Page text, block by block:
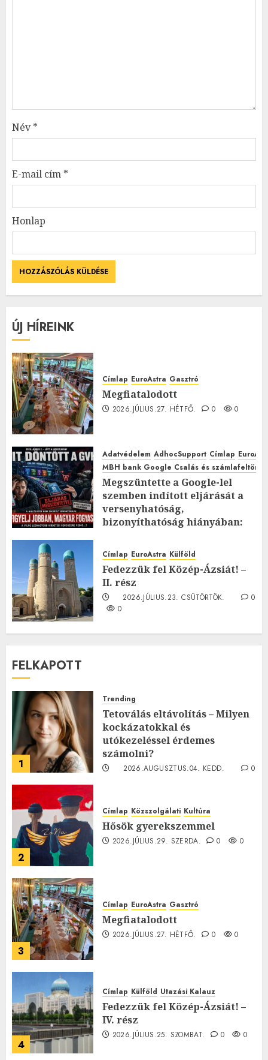
Név*
E-mail cím *
Honlap
ÚJ HÍREINK
Címlap EuroAstra Gasztró
Megfiatalodott
2026.JÚLIUS.27. HÉTFŐ. 0 0
Adatvédelem AdhocSupport Címlap
MBH bank Google Csalás és
Megszüntette a Google-lel
szemben indított eljárását a
versenyhatóság,
bizonyíthatóság hiányában:
2026.JÚLIUS.23. CSÜTÖRTÖK.
0
Címlap EuroAstra Külföld
Fedezzük fel Közép-Ázsiát! –
II. rész
2026.JÚLIUS.23. CSÜTÖRTÖK.
0
0
FELKAPOTT
1
Trending
Tetoválás eltávolítás – Milyen
kockázatokkal és
utókezeléssel érdemes
számolni?
2026.AUGUSZTUS.04. KEDD.
0
2
Címlap Közszolgálati Kultúra
Hősök gyerekszemmel
2026.JÚLIUS.29. SZERDA. 0 0
3
Címlap EuroAstra Gasztró
Megfiatalodott
2026.JÚLIUS.27. HÉTFŐ. 0 0
4
Címlap Külföld Utazási Kalauz
Fedezzük fel Közép-Ázsiát! –
IV. rész
2026.JÚLIUS.25. SZOMBAT. 0 0